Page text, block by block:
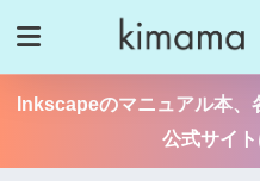
Inkscapeのマニュアル本
公式サイ